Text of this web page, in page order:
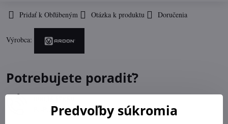
Pridať k Obľúbeným Otázka k produktu Doručenia
Výrobca:
Potrebujete poradiť?
Po-Pia 07:30-16:00
Predvoľby súkromia